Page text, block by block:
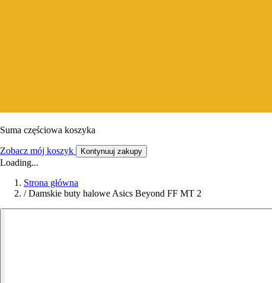
Suma częściowa koszyka
Zobacz mój koszyk Kontynuuj zakupy
Loading...
Strona główna
/ Damskie buty halowe Asics Beyond FF MT 2